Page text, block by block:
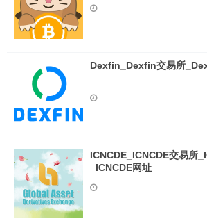
Dexfin_Dexfin交易所
ICNCDE_ICNCDE交易所
_ICNCDE网址